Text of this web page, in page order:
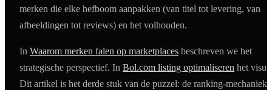
merken die elke hefboom aanpakken (van titel tot levering, van
afbeeldingen tot reviews) en het volhouden.
In Waarom merken falen op marketplaces beschreven we het
strategische perspectief. In Bol.com listing optimaliseren het
Dit artikel is het derde stuk van de puzzel: de ranking-mechaniek